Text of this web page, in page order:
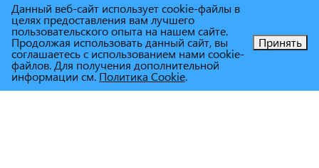
Позвоните нам!
Данный веб-сайт использует cookie-файлы в
целях предоставления вам лучшего
пользовательского опыта на нашем сайте.
Продолжая использовать данный сайт, вы
соглашаетесь с использованием нами cookie-
файлов. Для получения дополнительной
информации см.Политика Cookie.
Принять